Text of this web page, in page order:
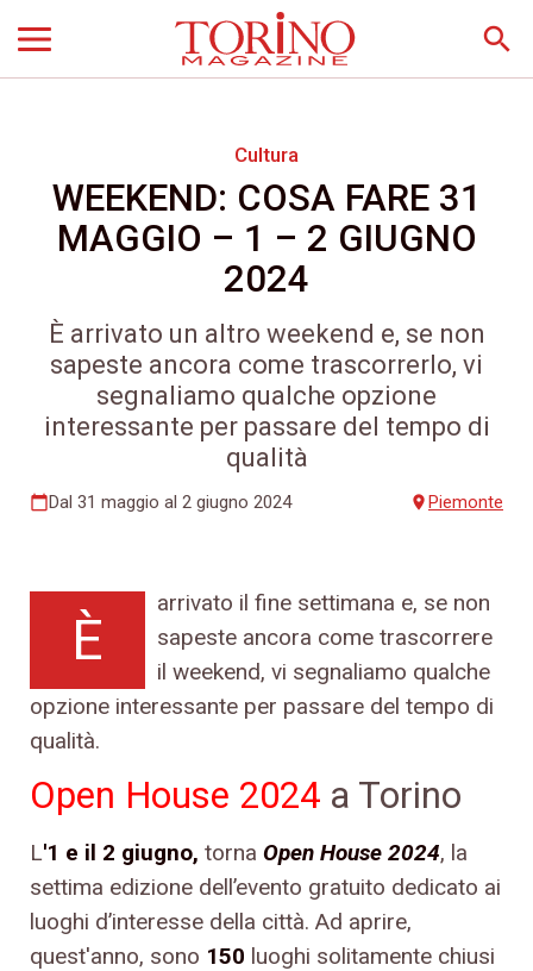
search
Cultura
WEEKEND: COSA FARE 31
MAGGIO – 1 – 2 GIUGNO
2024
È arrivato un altro weekend e, se non
sapeste ancora come trascorrerlo, vi
segnaliamo qualche opzione
interessante per passare del tempo di
qualità
calendar_todayDal 31 maggio al 2 giugno 2024 placePiemonte
È
arrivato il fine settimana e, se non
sapeste ancora come trascorrere
il weekend, vi segnaliamo qualche
opzione interessante per passare del tempo di
qualità.
Open House 2024 a Torino
L'1 e il 2 giugno, torna Open House 2024, la
settima edizione dell’evento gratuito dedicato ai
luoghi d’interesse della città. Ad aprire,
quest'anno, sono 150 luoghi solitamente chiusi